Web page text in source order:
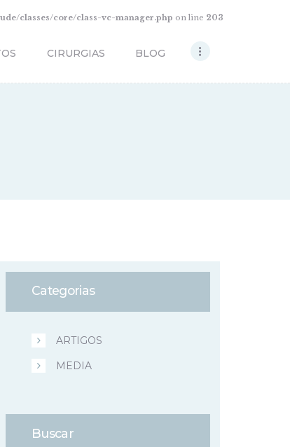
classes/core/class-vc-manager.php on line 203
CIRURGIAS BLOG
Categorias
ARTIGOS
MEDIA
Buscar